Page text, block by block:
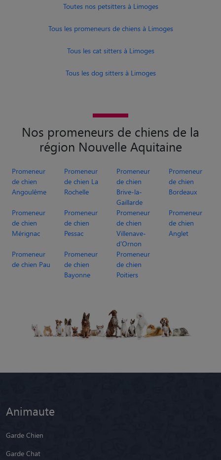
Toutes nos petsitters à Limoges
Tous les promeneurs de chiens à Limoges
Tous les cat sitters à Limoges
Tous les dog sitters à Limoges
Nos promeneurs de chiens de la
région Nouvelle Aquitaine
Promeneur
de chien
Angoulême
Promeneur
de chien La
Rochelle
Promeneur
de chien
Brive-la-
Gaillarde
Promeneur
de chien
Bordeaux
Promeneur
de chien
Mérignac
Promeneur
de chien
Pessac
Promeneur
de chien
Villenave-
d'Ornon
Promeneur
de chien
Anglet
Promeneur
de chien Pau
Promeneur
de chien
Bayonne
Promeneur
de chien
Poitiers
Animaute
Garde Chien
Garde Chat